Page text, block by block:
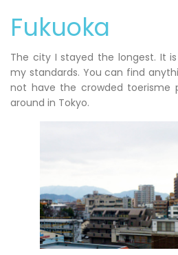
Fukuoka
The city I stayed the longest. It
my standards. You can find
not have the crowded toerisme
around in Tokyo.